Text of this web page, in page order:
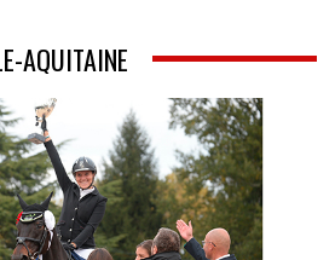
AQUITAINE